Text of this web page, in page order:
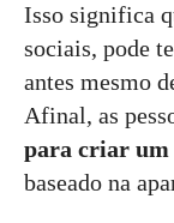
Isso significa
sociais, pode
antes mesmo
Afinal, as
para criar um
baseado na